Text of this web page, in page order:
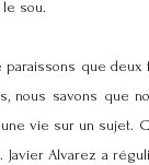
sou.
que
nous savons que
vie sur un sujet.
Alvarez a